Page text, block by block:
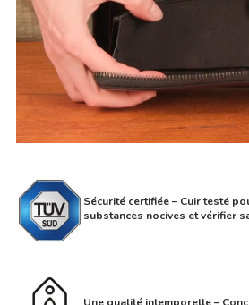
Sécurité certifiée – Cuir testé
substances nocives et vérifier